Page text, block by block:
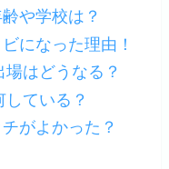
や学校は？
になった理由！
はどうなる？
ている？
がよかった？